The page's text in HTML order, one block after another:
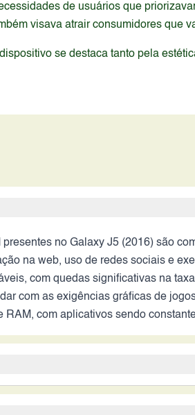
de usuários que
visava atrair consumidores que
se destaca tanto pela
no Galaxy J5 (2016) são
na web, uso de redes sociais e
com quedas significativas na
com as exigências gráficas de
com aplicativos sendo